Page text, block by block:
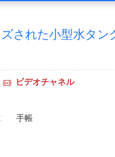
された小型水タン
ビデオチャネル
手帳